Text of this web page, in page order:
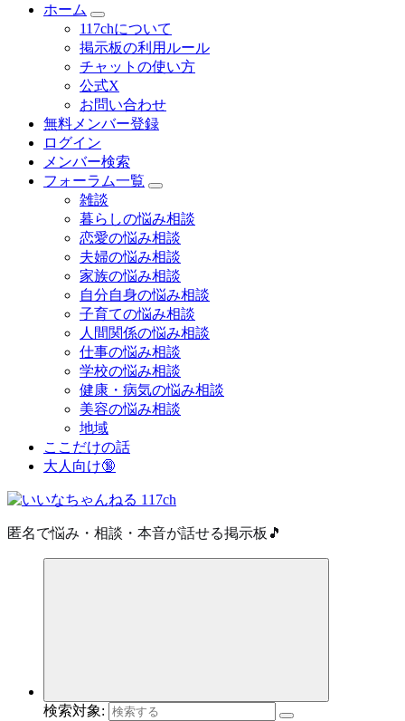
ホーム
117chについて
掲示板の利用ルール
チャットの使い方
公式X
お問い合わせ
無料メンバー登録
ログイン
メンバー検索
フォーラム一覧
雑談
暮らしの悩み相談
恋愛の悩み相談
夫婦の悩み相談
家族の悩み相談
自分自身の悩み相談
子育ての悩み相談
人間関係の悩み相談
仕事の悩み相談
学校の悩み相談
健康・病気の悩み相談
美容の悩み相談
地域
ここだけの話
大人向け🔞
匿名で悩み・相談・本音が話せる掲示板🎵
検索対象: